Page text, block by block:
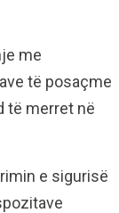
me
të posaçme
të merret në
e sigurisë